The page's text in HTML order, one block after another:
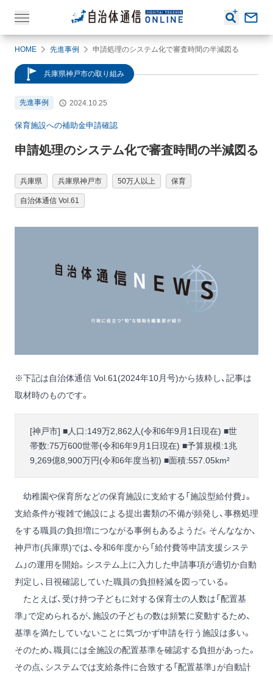
HOME 先進事例 申請処理のシステム化で審査時間の半減図る
兵庫県神戸市の取り組み
先進事例 2024.10.25
保育施設への補助金申請確認
申請処理のシステム化で審査時間の半減図る
兵庫県 兵庫県神戸市 50万人以上 保育
自治体通信 Vol.61
※下記は自治体通信 Vol.61(2024年10月号)から抜粋し、記事は
取材時のものです。
[神戸市] ■人口:149万2,862人(令和6年9月1日現在) ■世
帯数:75万600世帯(令和6年9月1日現在) ■予算規模:1兆
9,269億8,900万円(令和6年度当初) ■面積:557.05km²
幼稚園や保育所などの保育施設に支給する「施設型給付費」。
支給条件が複雑で施設による提出書類の不備が頻発し、事務処理
をする職員の負担増につながる事例もあるようだ。そんななか、
神戸市(兵庫県)では、令和6年度から「給付費等申請支援システ
ム」の運用を開始。システム上に入力した申請事項が適切か自動
判定し、目視確認していた職員の負担軽減を図っている。
たとえば、受け持つ子どもに対する保育士の人数は「配置基
準」で定められるが、施設の子どもの数は頻繁に変動するため、
基準を満たしていないことに気づかず申請を行う施設は多い。
そのため、職員には全施設の配置基準を確認する負担があった。
その点、システムでは支給条件に合致する「配置基準」が自動計